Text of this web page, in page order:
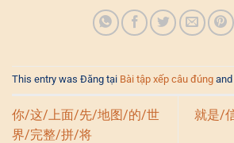
This entry was Đăng tại Bài tập xếp câu đúng
你/这/上面/先/地图/的/世
界/完整/拼/将
就是/